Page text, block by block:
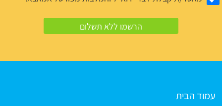
עמוד הבית